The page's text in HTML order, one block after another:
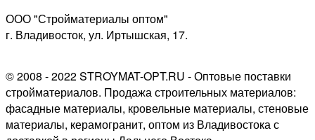
ООО "Стройматериалы оптом"
г. Владивосток, ул. Иртышская, 17.
© 2008 - 2022 STROYMAT-OPT.RU - Оптовые поставки
стройматериалов. Продажа строительных материалов:
фасадные материалы, кровельные материалы, стеновые
материалы, керамогранит, оптом из Владивостока с